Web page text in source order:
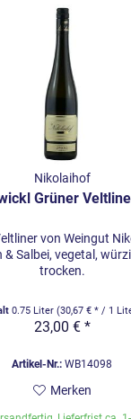
Nikolaihof
Grüner
von Weingut
Salbei, vegetal,
trocken.
0.75 Liter (30,67 € * / 1
23,00 € *
Artikel-Nr.: WB14098
Merken